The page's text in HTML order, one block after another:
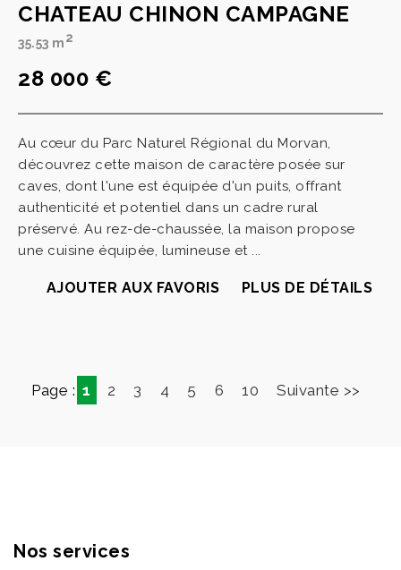
CHATEAU CHINON CAMPAGNE
35.53 m2
28 000 €
Au cœur du Parc Naturel Régional du Morvan,
découvrez cette maison de caractère posée sur
caves, dont l'une est équipée d'un puits, offrant
authenticité et potentiel dans un cadre rural
préservé. Au rez-de-chaussée, la maison propose
une cuisine équipée, lumineuse et ...
AJOUTER AUX FAVORIS PLUS DE DÉTAILS
Page : 1 2 3 4 5 6 10 Suivante >>
Nos services